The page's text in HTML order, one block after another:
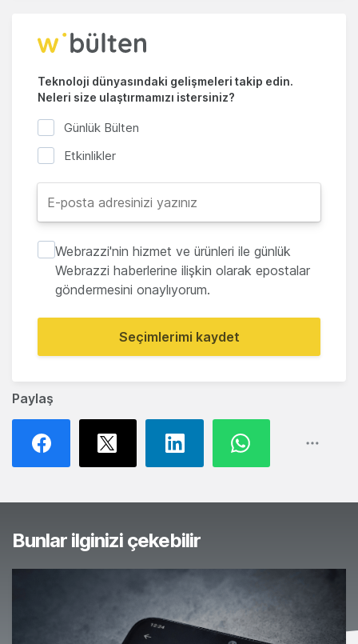
Paylaş
Teknoloji dünyasındaki gelişmeleri takip edin.
Neleri size ulaştırmamızı istersiniz?
Günlük Bülten
Etkinlikler
Webrazzi'nin hizmet ve ürünleri ile günlük
Webrazzi haberlerine ilişkin olarak epostalar
göndermesini onaylıyorum.
Seçimlerimi kaydet
Bunlar ilginizi çekebilir